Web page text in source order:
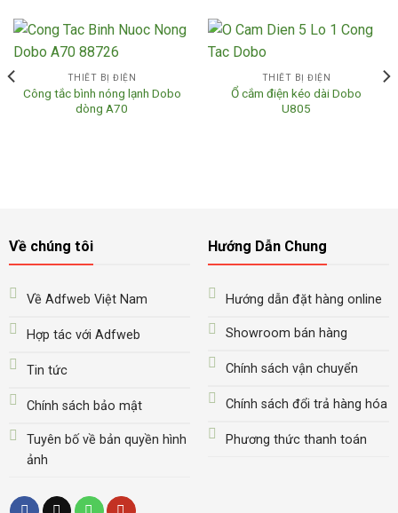
THIẾT BỊ ĐIỆN
Công tắc bình nóng lạnh Dobo
dòng A70
THIẾT BỊ ĐIỆN
Ổ cắm điện kéo dài Dobo
U805
Về chúng tôi
Về Adfweb Việt Nam
Hợp tác với Adfweb
Tin tức
Chính sách bảo mật
Tuyên bố về bản quyền hình
ảnh
Hướng Dẫn Chung
Hướng dẫn đặt hàng online
Showroom bán hàng
Chính sách vận chuyển
Chính sách đổi trả hàng hóa
Phương thức thanh toán